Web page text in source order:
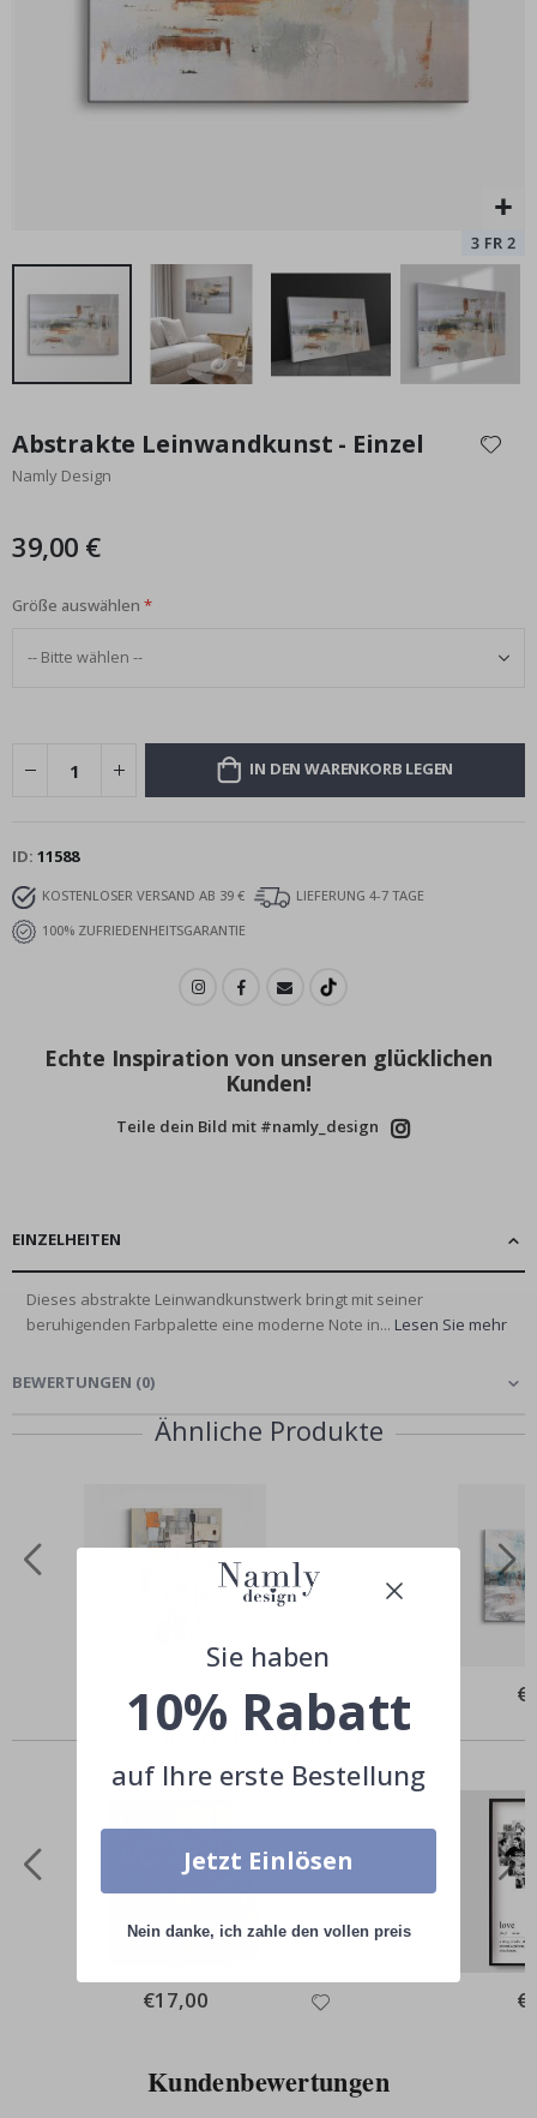
Special
Price17,00 €
Anfang
der
Bildgalerie
Abstrakte Leinwandkunst - Einzel
Namly Design
39,00 €
Größe auswählen
IN DEN WARENKORB LEGEN
ID 11588
KOSTENLOSER VERSAND AB 39 €
LIEFERUNG 4-7 TAGE
100% ZUFRIEDENHEITSGARANTIE
Echte Inspiration von unseren glücklichen
Kunden!
Teile dein Bild mit #namly_design
EINZELHEITEN
Dieses abstrakte Leinwandkunstwerk bringt mit seiner
beruhigenden Farbpalette eine moderne Note in... Lesen Sie mehr
BEWERTUNGEN (0)
Ähnliche Produkte
Special
Price
€39,00
Andere kauften auch
Special
Price
€17,00
Kundenbewertungen
Sie haben
10% Rabatt
auf Ihre erste Bestellung
Jetzt Einlösen
Nein danke, ich zahle den vollen preis